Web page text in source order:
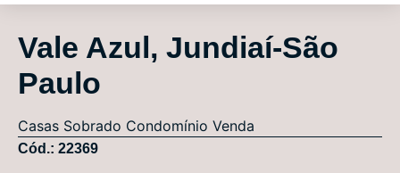
Vale Azul, Jundiaí-São
Paulo
Casas Sobrado Condomínio Venda
Cód.: 22369